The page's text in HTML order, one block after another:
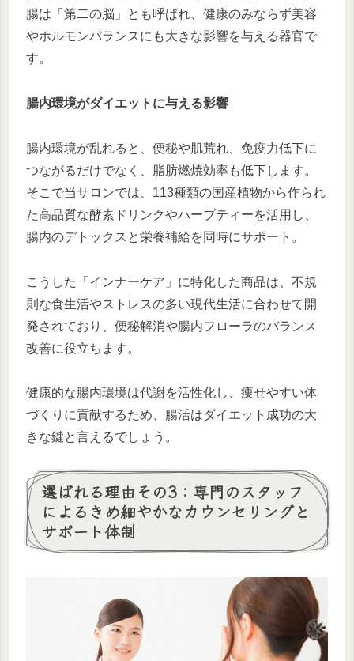
腸は「第二の脳」とも呼ばれ、健康のみならず美容
やホルモンバランスにも大きな影響を与える器官で
す。
腸内環境がダイエットに与える影響
腸内環境が乱れると、便秘や肌荒れ、免疫力低下に
つながるだけでなく、脂肪燃焼効率も低下します。
そこで当サロンでは、113種類の国産植物から作られ
た高品質な酵素ドリンクやハーブティーを活用し、
腸内のデトックスと栄養補給を同時にサポート。
こうした「インナーケア」に特化した商品は、不規
則な食生活やストレスの多い現代生活に合わせて開
発されており、便秘解消や腸内フローラのバランス
改善に役立ちます。
健康的な腸内環境は代謝を活性化し、痩せやすい体
づくりに貢献するため、腸活はダイエット成功の大
きな鍵と言えるでしょう。
選ばれる理由その3：専門のスタッフ
によるきめ細やかなカウンセリングと
サポート体制